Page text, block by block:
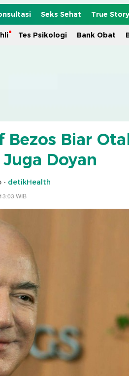
Seks Sehat True Story
Tes Psikologi Bank Obat
Bezos Biar
Doyan
- detikHealth
WIB